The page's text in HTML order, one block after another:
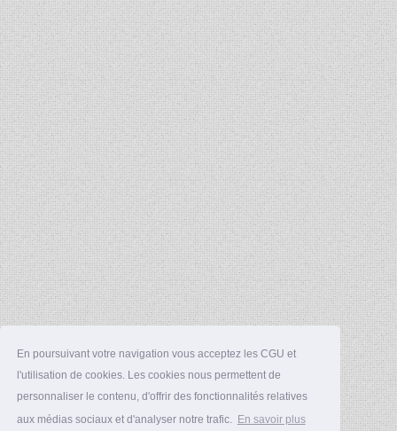
En poursuivant votre navigation vous acceptez les CGU et
l'utilisation de cookies. Les cookies nous permettent de
personnaliser le contenu, d'offrir des fonctionnalités relatives
aux médias sociaux et d'analyser notre trafic. En savoir plus